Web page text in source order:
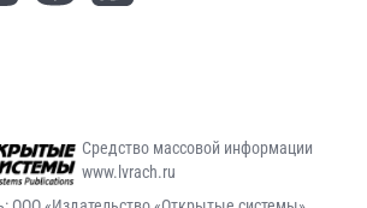
Средство массовой информации
www.lvrach.ru